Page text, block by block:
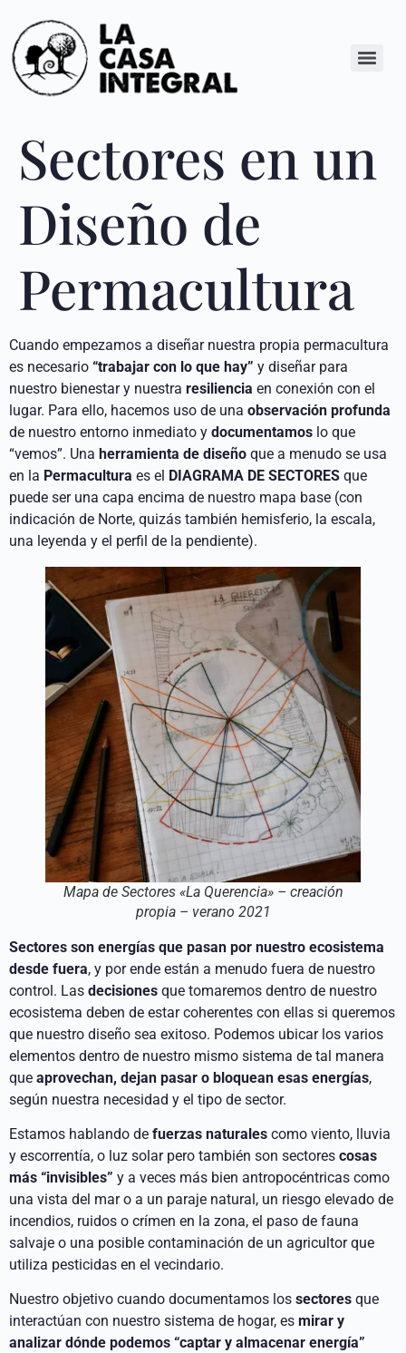
Sectores en un
Diseño de
Permacultura
Cuando empezamos a diseñar nuestra propia permacultura
es necesario “trabajar con lo que hay” y diseñar para
nuestro bienestar y nuestra resiliencia en conexión con el
lugar. Para ello, hacemos uso de una observación profunda
de nuestro entorno inmediato y documentamos lo que
“vemos”. Una herramienta de diseño que a menudo se usa
en la Permacultura es el DIAGRAMA DE SECTORES que
puede ser una capa encima de nuestro mapa base (con
indicación de Norte, quizás también hemisferio, la escala,
una leyenda y el perfil de la pendiente).
Mapa de Sectores «La Querencia» – creación
propia – verano 2021
Sectores son energías que pasan por nuestro ecosistema
desde fuera, y por ende están a menudo fuera de nuestro
control. Las decisiones que tomaremos dentro de nuestro
ecosistema deben de estar coherentes con ellas si queremos
que nuestro diseño sea exitoso. Podemos ubicar los varios
elementos dentro de nuestro mismo sistema de tal manera
que aprovechan, dejan pasar o bloquean esas energías,
según nuestra necesidad y el tipo de sector.
Estamos hablando de fuerzas naturales como viento, lluvia
y escorrentía, o luz solar pero también son sectores cosas
más “invisibles” y a veces más bien antropocéntricas como
una vista del mar o a un paraje natural, un riesgo elevado de
incendios, ruidos o crímen en la zona, el paso de fauna
salvaje o una posible contaminación de un agricultor que
utiliza pesticidas en el vecindario.
Nuestro objetivo cuando documentamos los sectores que
interactúan con nuestro sistema de hogar, es mirar y
analizar dónde podemos “captar y almacenar energía”